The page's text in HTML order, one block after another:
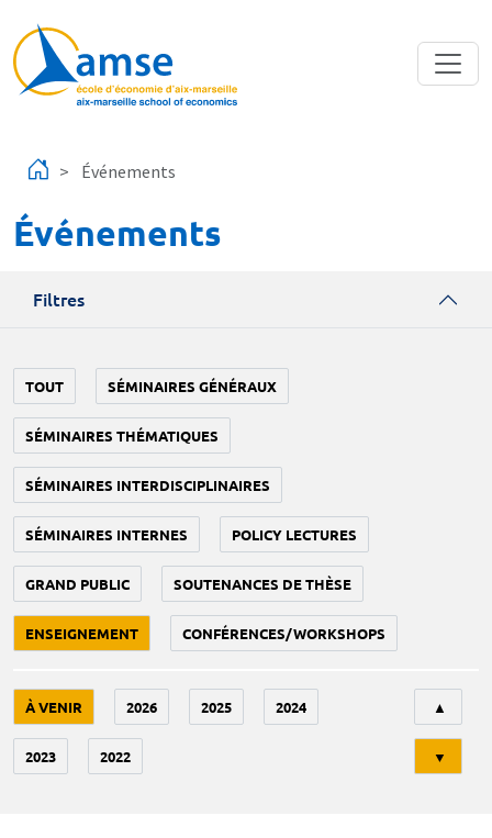
Événements
Événements
Filtres
TOUT SÉMINAIRES GÉNÉRAUX
SÉMINAIRES THÉMATIQUES
SÉMINAIRES INTERDISCIPLINAIRES
SÉMINAIRES INTERNES POLICY LECTURES
GRAND PUBLIC SOUTENANCES DE THÈSE
ENSEIGNEMENT CONFÉRENCES/WORKSHOPS
À VENIR 2026 2025 2024
2023 2022
▲
▼